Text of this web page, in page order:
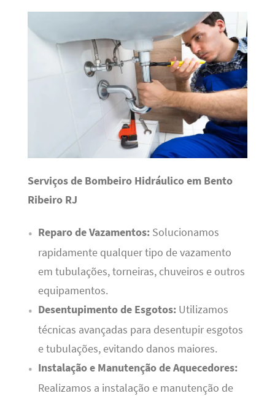
Serviços de Bombeiro Hidráulico em Bento
Ribeiro RJ
Reparo de Vazamentos:Solucionamos
rapidamente qualquer tipo de vazamento
em tubulações, torneiras, chuveiros e outros
equipamentos.
Desentupimento de Esgotos:Utilizamos
técnicas avançadas para desentupir esgotos
e tubulações, evitando danos maiores.
Instalação e Manutenção de Aquecedores:
Realizamos a instalação e manutenção de